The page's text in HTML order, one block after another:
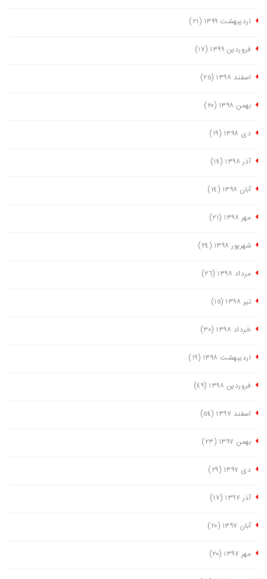
اردیبهشت ١٣٩٩ (٢١)
فروردین ١٣٩٩ (١٧)
اسفند ١٣٩٨ (٢٥)
بهمن ١٣٩٨ (٢٠)
دی ١٣٩٨ (١٩)
آذر ١٣٩٨ (١٤)
آبان ١٣٩٨ (١٤)
مهر ١٣٩٨ (٢١)
شهریور ١٣٩٨ (٢٤)
مرداد ١٣٩٨ (٢٦)
تیر ١٣٩٨ (١٥)
خرداد ١٣٩٨ (٣٠)
اردیبهشت ١٣٩٨ (١٩)
فروردین ١٣٩٨ (٤٩)
اسفند ١٣٩٧ (٥٤)
بهمن ١٣٩٧ (٢٣)
دی ١٣٩٧ (٢٩)
آذر ١٣٩٧ (١٧)
آبان ١٣٩٧ (٢٠)
مهر ١٣٩٧ (٢٠)